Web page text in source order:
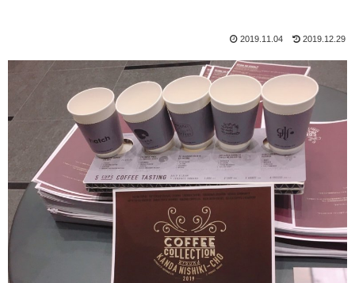
2019.11.04 2019.12.29